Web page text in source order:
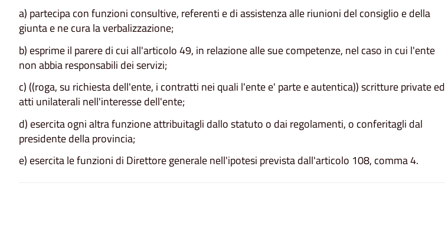
a) partecipa con funzioni consultive, referenti e di assistenza alle riunioni del consiglio e della
giunta e ne cura la verbalizzazione;
b) esprime il parere di cui all'articolo 49, in relazione alle sue competenze, nel caso in cui l'ente
non abbia responsabili dei servizi;
c) ((roga, su richiesta dell'ente, i contratti nei quali l'ente e' parte e autentica)) scritture private ed
atti unilaterali nell'interesse dell'ente;
d) esercita ogni altra funzione attribuitagli dallo statuto o dai regolamenti, o conferitagli dal
presidente della provincia;
e) esercita le funzioni di Direttore generale nell'ipotesi prevista dall'articolo 108, comma 4.